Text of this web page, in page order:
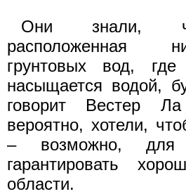
Они знали,
расположенная
грунтовых вод,
насыщается водой,
говорит Вестер
вероятно, хотели,
– возможно, для
гарантировать
области.